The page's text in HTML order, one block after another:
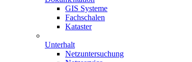
GIS Systeme
Fachschalen
Kataster
Unterhalt
Netzuntersuchung